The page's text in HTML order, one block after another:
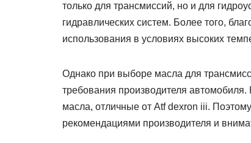
только для трансмиссий, но и для
гидравлических систем. Более того,
использования в условиях высоких
Однако при выборе масла для
требования производителя
масла, отличные от Atf dexron iii.
рекомендациями производителя и